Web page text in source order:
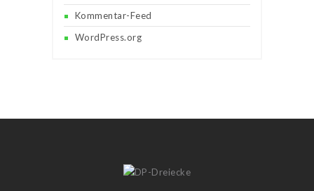
Kommentar-Feed
WordPress.org